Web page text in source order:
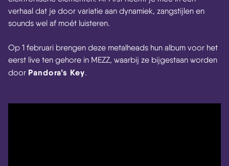
verhaal dat je door variatie aan dynamiek, zangstijlen en
sounds wel af moét luisteren.
Op 1 februari brengen deze metalheads hun album voor het
eerst live ten gehore in MEZZ, waarbij ze bijgestaan worden
door Pandora’s Key.